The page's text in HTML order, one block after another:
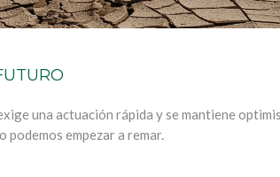
una actuación rápida y se mantiene
podemos empezar a remar.